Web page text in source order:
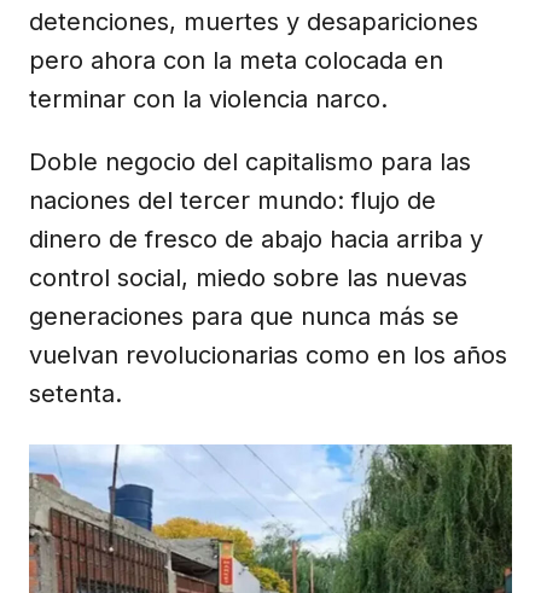
detenciones, muertes y desapariciones
pero ahora con la meta colocada en
terminar con la violencia narco.
Doble negocio del capitalismo para las
naciones del tercer mundo: flujo de
dinero de fresco de abajo hacia arriba y
control social, miedo sobre las nuevas
generaciones para que nunca más se
vuelvan revolucionarias como en los años
setenta.